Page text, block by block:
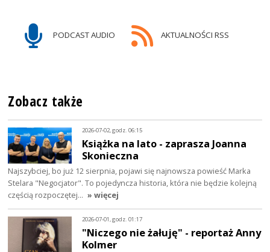
PODCAST AUDIO AKTUALNOŚCI RSS
Zobacz także
2026-07-02, godz. 06:15
Książka na lato - zaprasza Joanna
Skonieczna
Najszybciej, bo już 12 sierpnia, pojawi się najnowsza powieść Marka
Stelara "Negocjator". To pojedyncza historia, która nie będzie kolejną
częścią rozpoczętej… » więcej
2026-07-01, godz. 01:17
"Niczego nie żałuję" - reportaż Anny
Kolmer